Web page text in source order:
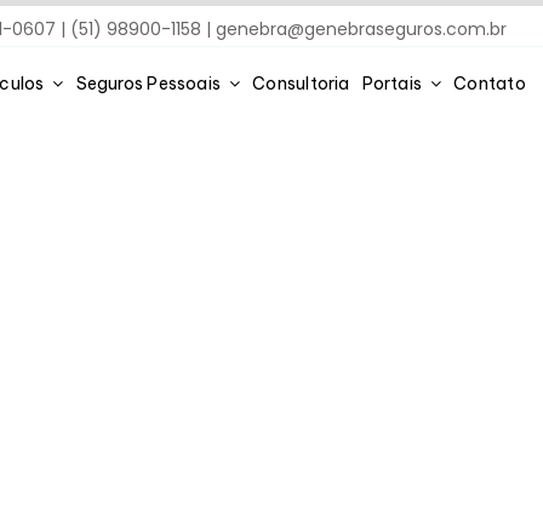
0607 | (51) 98900-1158 |genebra@genebraseguros.com.br
Seguros Pessoais Consultoria Portais Contato